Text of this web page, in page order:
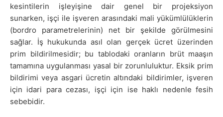
kesintilerin işleyişine dair genel bir projeksiyon
sunarken, işçi ile işveren arasındaki mali yükümlülüklerin
(bordro parametrelerinin) net bir şekilde görülmesini
sağlar. İş hukukunda asıl olan gerçek ücret üzerinden
prim bildirilmesidir; bu tablodaki oranların brüt maaşın
tamamına uygulanması yasal bir zorunluluktur. Eksik prim
bildirimi veya asgari ücretin altındaki bildirimler, işveren
için idari para cezası, işçi için ise haklı nedenle fesih
sebebidir.